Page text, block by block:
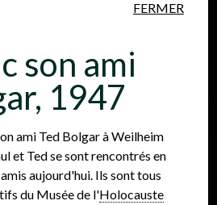
Événements
son ami
1947
FERMER
ami Ted Bolgar à Weilheim
et Ted se sont rencontrés en
aujourd'hui. Ils sont tous
du Musée de l'Holocauste